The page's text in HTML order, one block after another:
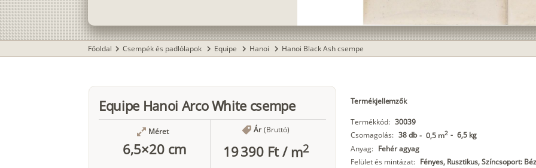
Főoldal chevron_right Csempék és padlólapok chevron_right Equipe chevron_right Hanoi chevron_right Hanoi Black Ash csempe
Equipe Hanoi Arco White csempe
Méret
6,5×20 cm
Ár (Bruttó)
19 390 Ft/ m2
Termékjellemzők
Termékkód: 30039
Csomagolás: 38 db - 0,5 m2 - 6,5 kg
Anyag: Fehér agyag
Felület és mintázat: Fényes, Rusztikus, Színcsoport: